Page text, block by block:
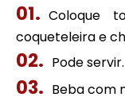
Coloque
coqueteleira e
Pode servir.
Beba com